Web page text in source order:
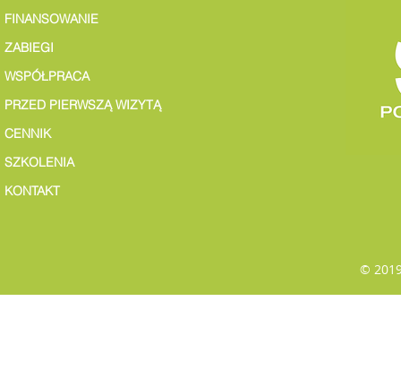
FINANSOWANIE
ZABIEGI
WSPÓŁPRACA
PRZED PIERWSZĄ WIZYTĄ
CENNIK
SZKOLENIA
KONTAKT
©